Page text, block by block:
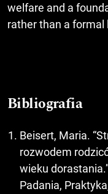
welfare and a
rather than a formal
Bibliografia
Beisert, Maria.
rozwodem
wieku
Padania,